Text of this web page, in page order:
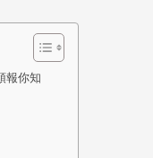
報你知